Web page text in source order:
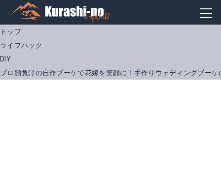
トップ
ライフハック
DIY
プロ顔負けの自作ブーケで花嫁を笑顔に！手作りウェディングブー